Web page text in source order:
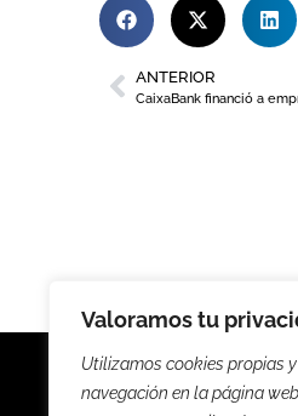
Valoramos tu
Utilizamos cookies propias
navegación en la página
ANTERIOR
CaixaBank financió a